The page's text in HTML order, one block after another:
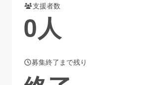
ィー・ヘルスケア
ィ
支援者数
0人
募集終了まで残り